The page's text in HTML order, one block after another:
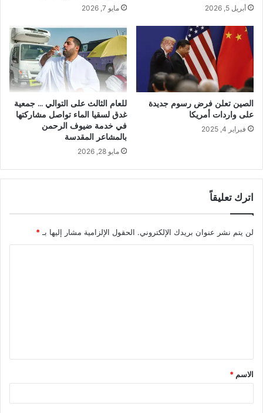
أبريل 5, 2026 مايو 7, 2026
الصين تعلن فرض رسوم جديدة
على واردات أمريكا
فبراير 4, 2025
للعام الثالث على التوالي … جمعية
غدق لسقيا الماء تواصل مشاركتها
في خدمة ضيوف الرحمن
بالمشاعر المقدسة
مايو 28, 2026
اترك تعليقاً
لن يتم نشر عنوان بريدك الإلكتروني. الحقول الإلزامية مشار إليها بـ*
ق
*
الاسم *